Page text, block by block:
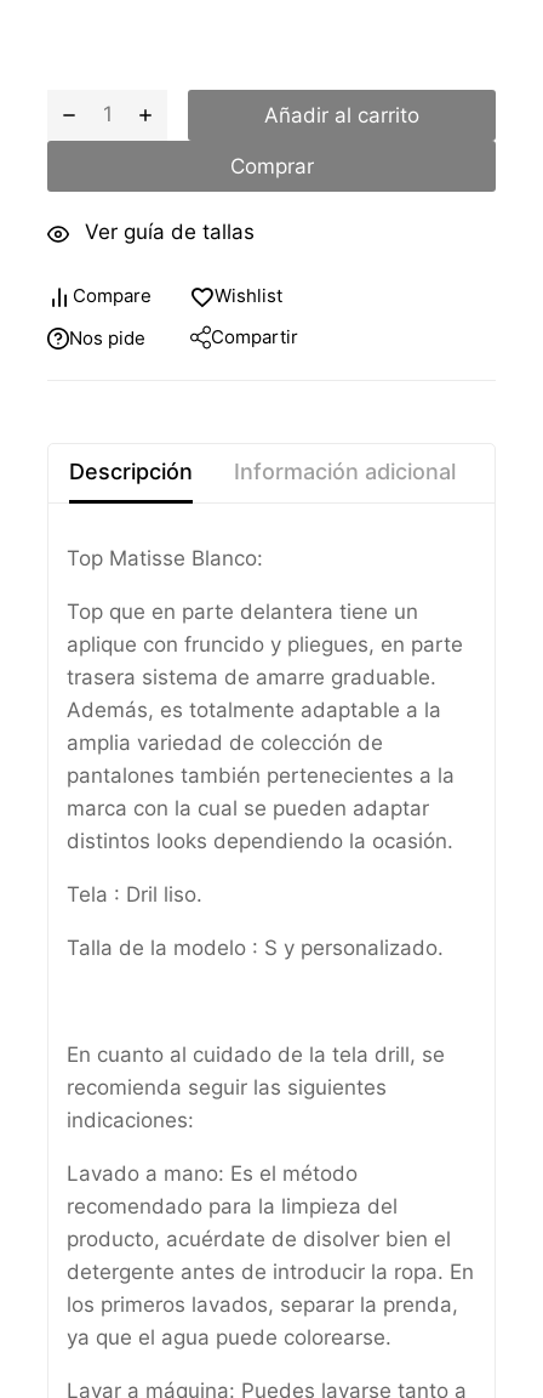
Añadir al carrito
Comprar
Ver guía de tallas
Compare
Wishlist
Nos pide
Compartir
Descripción Información adicional
Top Matisse Blanco:
Top que en parte delantera tiene un
aplique con fruncido y pliegues, en parte
trasera sistema de amarre graduable.
Además, es totalmente adaptable a la
amplia variedad de colección de
pantalones también pertenecientes a la
marca con la cual se pueden adaptar
distintos looks dependiendo la ocasión.
Tela : Dril liso.
Talla de la modelo : S y personalizado.
En cuanto al cuidado de la tela drill, se
recomienda seguir las siguientes
indicaciones:
Lavado a mano: Es el método
recomendado para la limpieza del
producto, acuérdate de disolver bien el
detergente antes de introducir la ropa. En
los primeros lavados, separar la prenda,
ya que el agua puede colorearse.
Lavar a máquina: Puedes lavarse tanto a